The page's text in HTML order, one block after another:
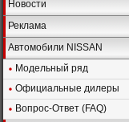
Новости
Реклама
Автомобили NISSAN
Модельный ряд
Официальные дилеры
Вопрос-Ответ (FAQ)